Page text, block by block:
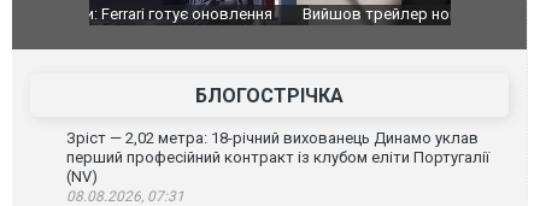
Вийшов трейлер нової екранізації легендарного
БЛОГОСТРІЧКА
Зріст — 2,02 метра: 18-річний вихованець Динамо уклав
перший професійний контракт із клубом еліти Португалії
(NV)
08.08.2026, 07:31